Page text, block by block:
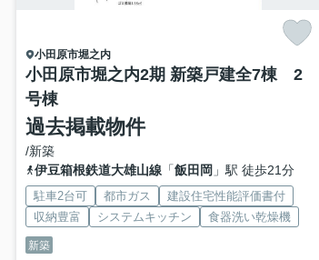
小田原市堀之内
小田原市堀之内2期 新築戸建全7棟 2
号棟
過去掲載物件
/新築
伊豆箱根鉄道大雄山線「飯田岡 」駅 徒歩21分
駐車2台可 都市ガス
建設住宅性能評価書付
収納豊富
システムキッチン 食器洗い乾燥機
新築